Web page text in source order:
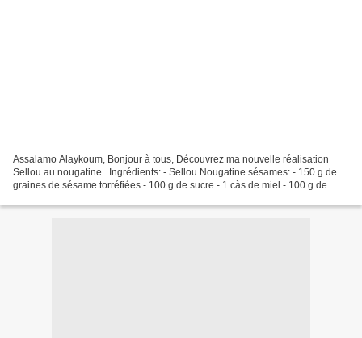
Assalamo Alaykoum, Bonjour à tous, Découvrez ma nouvelle réalisation
Sellou au nougatine.. Ingrédients: - Sellou Nougatine sésames: - 150 g de
graines de sésame torréfiées - 100 g de sucre - 1 càs de miel - 100 g de